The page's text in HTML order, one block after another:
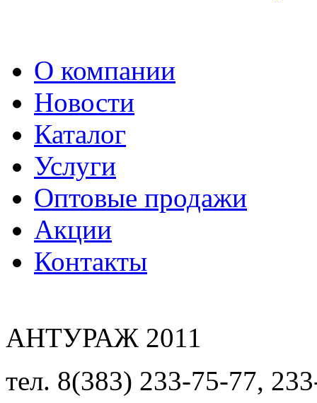
О компании
Новости
Каталог
Услуги
Оптовые продажи
Акции
Контакты
АНТУРАЖ 2011
тел. 8(383) 233-75-77,